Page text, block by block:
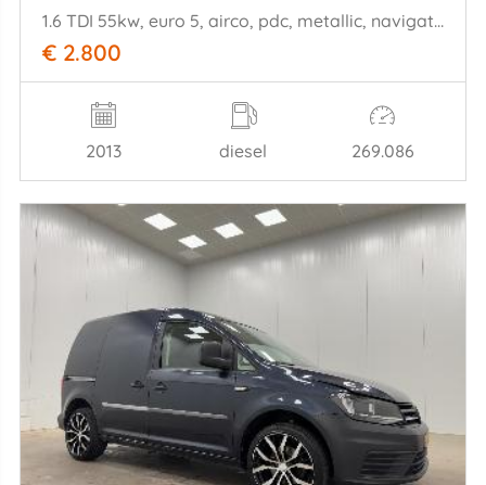
1.6 TDI 55kw, euro 5, airco, pdc, metallic, navigatie enz
€ 2.800
2013 diesel 269.086